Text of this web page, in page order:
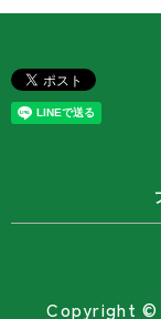
Copyright ©